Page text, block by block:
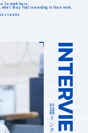
e to work here.
, what they find rewarding in their work,
oss teams.
INTERVIEW